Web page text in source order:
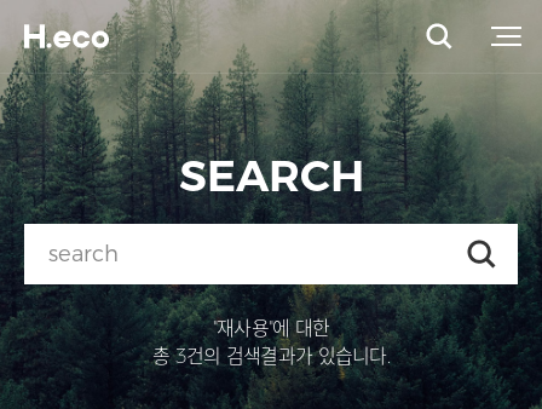
SEARCH
"재사용"에 대한
총 3건의 검색결과가 있습니다.